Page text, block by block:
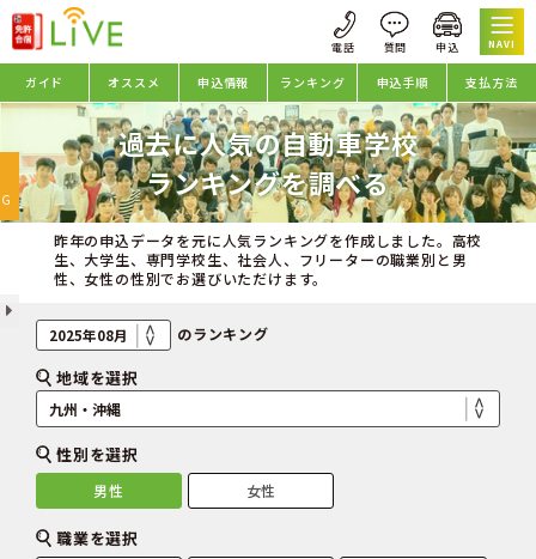
NAVI
ガイド オススメ 申込情報 ランキング 申込手順 支払方法
過去に人気の自動車学校
ランキングを調べる
昨年の申込データを元に人気ランキングを作成しました。高校
生、大学生、専門学校生、社会人、フリーターの職業別と男
性、女性の性別でお選びいただけます。
のランキング
地域を選択
性別を選択
男性 女性
職業を選択